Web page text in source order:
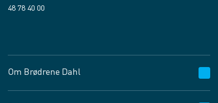
48 78 40 00
Om Brødrene Dahl